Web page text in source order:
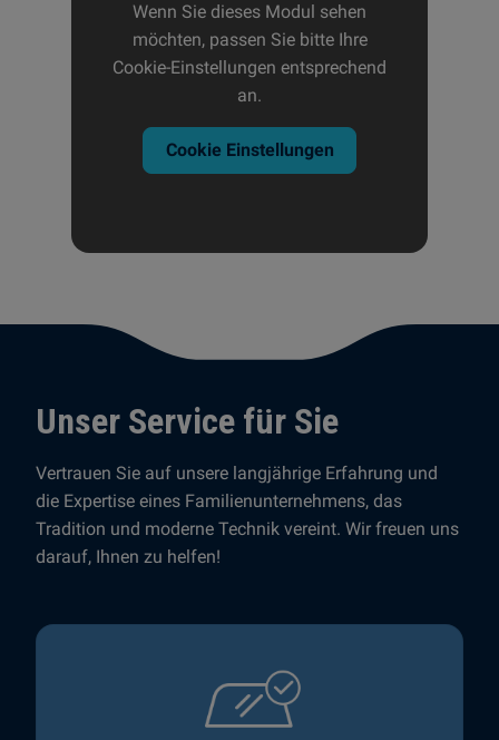
Wenn Sie dieses Modul sehen
möchten, passen Sie bitte Ihre
Cookie-Einstellungen entsprechend
an.
Cookie Einstellungen
Unser Service für Sie
Vertrauen Sie auf unsere langjährige Erfahrung und
die Expertise eines Familienunternehmens, das
Tradition und moderne Technik vereint. Wir freuen uns
darauf, Ihnen zu helfen!